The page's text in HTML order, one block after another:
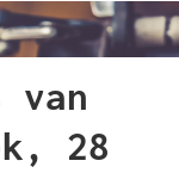
van
28